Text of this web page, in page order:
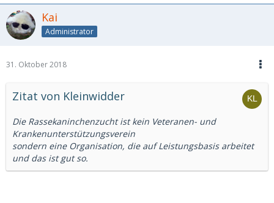
Kai
Administrator
31. Oktober 2018
Zitat von Kleinwidder
Die Rassekaninchenzucht ist kein Veteranen- und
Krankenunterstützungsverein
sondern eine Organisation, die auf Leistungsbasis arbeitet
und das ist gut so.